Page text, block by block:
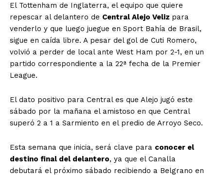
El Tottenham de Inglaterra, el equipo que quiere
repescar al delantero de Central Alejo Veliz para
venderlo y que luego juegue en Sport Bahía de Brasil,
sigue en caída libre. A pesar del gol de Cuti Romero,
volvió a perder de local ante West Ham por 2-1, en un
partido correspondiente a la 22ª fecha de la Premier
League.
El dato positivo para Central es que Alejo jugó este
sábado por la mañana el amistoso en que Central
superó 2 a 1 a Sarmiento en el predio de Arroyo Seco.
Esta semana que inicia, será clave para conocer el
destino final del delantero, ya que el Canalla
debutará el próximo sábado recibiendo a Belgrano en